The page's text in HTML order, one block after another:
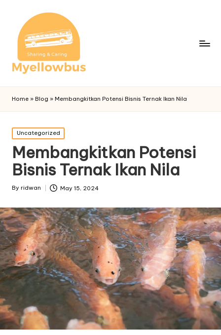
Home » Blog » Membangkitkan Potensi Bisnis Ternak Ikan Nila
Posted
in
Uncategorized
Membangkitkan Potensi
Bisnis Ternak Ikan Nila
Posted
By ridwan May 15, 2024